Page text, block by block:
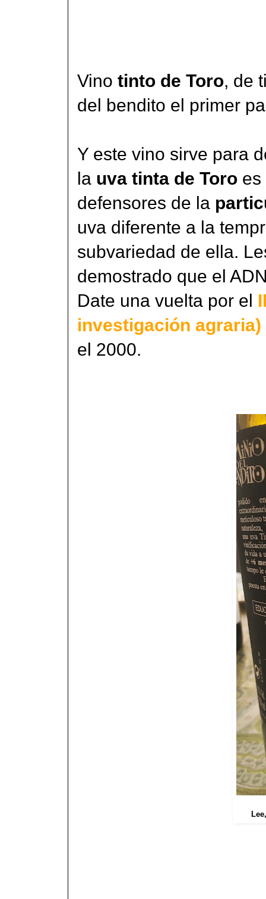
Vino tinto de Toro, de
del bendito el primer
Y este vino sirve para
la uva tinta de Toro es
defensores de la
uva diferente a la
subvariedad de ella.
demostrado que el
Date una vuelta por el
investigación agraria)
el 2000.